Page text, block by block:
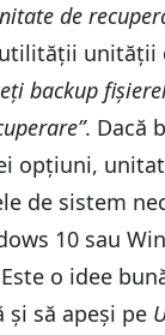
de
unității
backup
. Dacă
opțiuni,
de sistem
10 sau
o idee
să apeși pe